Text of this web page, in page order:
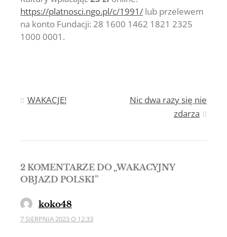
https://platnosci.ngo.pl/c/1991/ lub przelewem
na konto Fundacji: 28 1600 1462 1821 2325
1000 0001.
Nawigacja
WAKACJE!
Nic dwa razy się nie
zdarza
2 KOMENTARZE DO „WAKACYJNY
OBJAZD POLSKI”
koko48
7 SIERPNIA 2023 O 12:33